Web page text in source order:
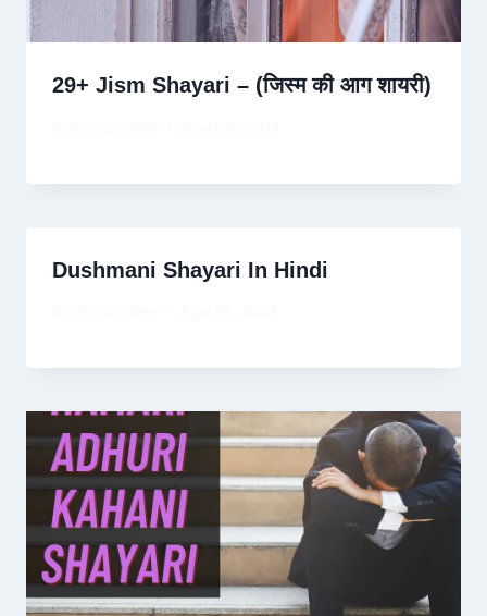
29+ Jism Shayari – (जिस्म की आग शायरी)
Dushmani Shayari In Hindi